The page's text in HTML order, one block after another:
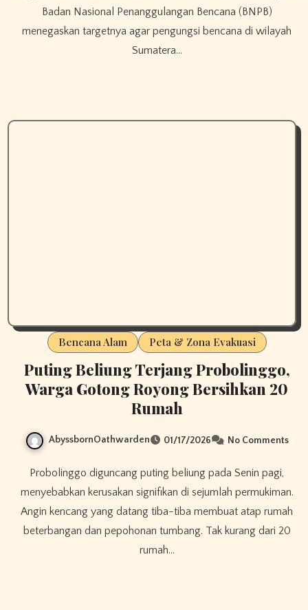
Badan Nasional Penanggulangan Bencana (BNPB)
menegaskan targetnya agar pengungsi bencana di wilayah
Sumatera…
Bencana Alam Peta & Zona Evakuasi
Puting Beliung Terjang Probolinggo,
Warga Gotong Royong Bersihkan 20
Rumah
AbyssbornOathwarden 01/17/2026 No Comments
Probolinggo diguncang puting beliung pada Senin pagi,
menyebabkan kerusakan signifikan di sejumlah permukiman.
Angin kencang yang datang tiba-tiba membuat atap rumah
beterbangan dan pepohonan tumbang. Tak kurang dari 20
rumah…